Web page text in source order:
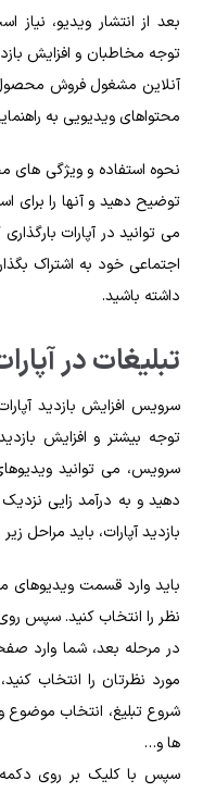
بعد از انتشار ویدیو، نیاز
توجه مخاطبان و افزایش
آنلاین مشغول فروش
محتواهای ویدیویی به
نحوه استفاده و ویژگی های
توضیح دهید و آنها را برای
می‌ توانید در آپارات
اجتماعی خود به اشتراک
داشته باشید.
تبلیغات در
سرویس افزایش بازدید
توجه بیشتر و افزایش
سرویس، می‌ توانید
دهید و به درآمد زایی
بازدید آپارات، باید مراحل
باید وارد قسمت
نظر را انتخاب کنید. سپس
در مرحله بعد، شما وارد
مورد نظرتان را انتخاب
شروع تبلیغ، انتخاب
ها و…
سپس با کلیک بر روی